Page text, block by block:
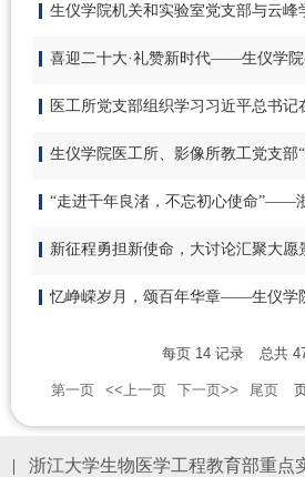
每页 14 记录 总共
第一页 <<上一页 下一页>> 尾页
| 浙江大学生物医学工程教育部重点